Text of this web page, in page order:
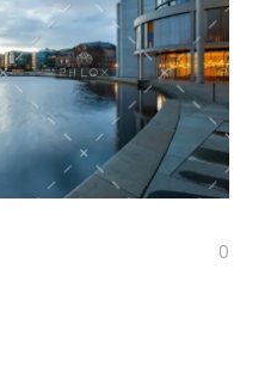
0